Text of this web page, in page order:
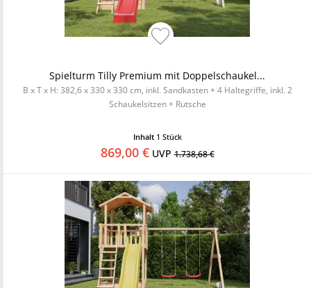
Spielturm Tilly Premium mit Doppelschaukel...
B x T x H: 382,6 x 330 x 330 cm, inkl. Sandkasten + 4 Haltegriffe, inkl. 2
Schaukelsitzen + Rutsche
Inhalt 1 Stück
869,00 €UVP1.738,68 €